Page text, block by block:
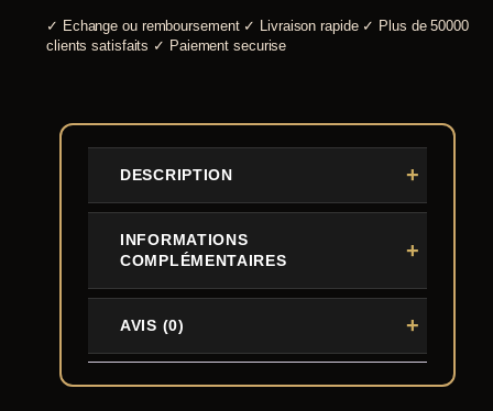
✓ Echange ou remboursement ✓ Livraison rapide ✓ Plus de 50000
clients satisfaits ✓ Paiement securise
DESCRIPTION
INFORMATIONS
COMPLÉMENTAIRES
AVIS (0)